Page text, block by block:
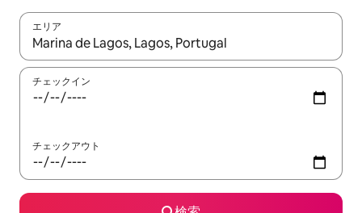
エリア
検索結果が表示されたら、上下の矢印キーを使って移動するか
チェックイン
チェックアウト